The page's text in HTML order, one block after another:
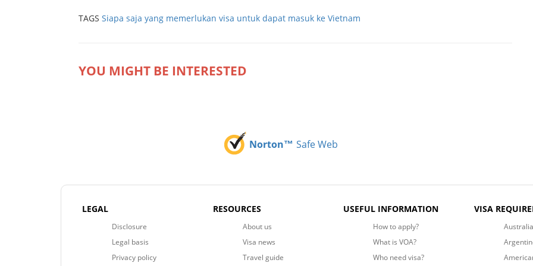
TAGS Siapa saja yang memerlukan visa untuk dapat masuk ke Vietnam
YOU MIGHT BE INTERESTED
Norton™ Safe Web
LEGAL
Disclosure
Legal basis
Privacy policy
RESOURCES
About us
Visa news
Travel guide
USEFUL INFORMATION
How to apply?
What is VOA?
Who need visa?
VISA